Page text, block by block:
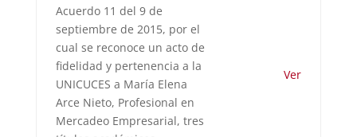
Acuerdo 11 del 9 de
septiembre de 2015, por el
cual se reconoce un acto de
fidelidad y pertenencia a la
UNICUCES a María Elena
Arce Nieto, Profesional en
Mercadeo Empresarial, tres
Ver